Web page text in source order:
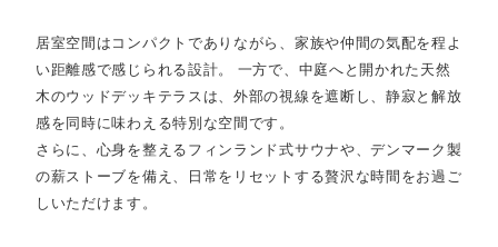
居室空間はコンパクトでありながら、家族や仲間の気配を程よ
い距離感で感じられる設計。 一方で、中庭へと開かれた天然
木のウッドデッキテラスは、外部の視線を遮断し、静寂と解放
感を同時に味わえる特別な空間です。
さらに、心身を整えるフィンランド式サウナや、デンマーク製
の薪ストーブを備え、日常をリセットする贅沢な時間をお過ご
しいただけます。